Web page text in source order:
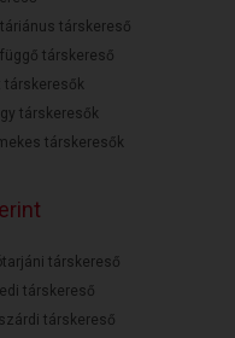
társkereső
társkereső
társkeresők
társkeresők
társkeresők
társkereső
társkereső
társkereső